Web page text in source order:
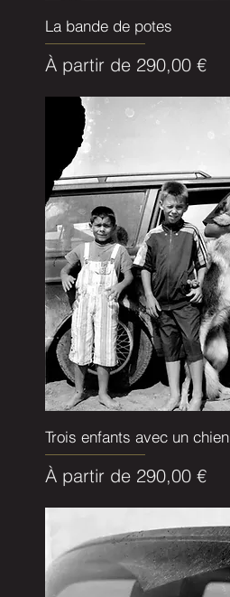
La bande de potes
À partir de 290,00 €
Prix promotionnel
Trois enfants avec un chien
À partir de 290,00 €
Prix promotionnel